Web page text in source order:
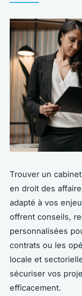
Trouver un
en droit des
adapté à vos
offrent conseils,
personnalisées
contrats ou les
locale et
sécuriser vos
efficacement.